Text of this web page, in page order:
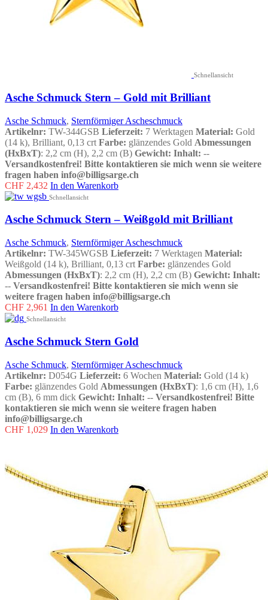
Schnellansicht
Asche Schmuck Stern – Gold mit Brilliant
Asche Schmuck, Sternförmiger Ascheschmuck
Artikelnr: TW-344GSB Lieferzeit: 7 Werktagen Material: Gold
(14 k), Brilliant, 0,13 crt Farbe: glänzendes Gold Abmessungen
(HxBxT): 2,2 cm (H), 2,2 cm (B) Gewicht: Inhalt: --
Versandkostenfrei! Bitte kontaktieren sie mich wenn sie weitere
fragen haben info@billigsarge.ch
CHF 2,432 In den Warenkorb
Schnellansicht
Asche Schmuck Stern – Weißgold mit Brilliant
Asche Schmuck, Sternförmiger Ascheschmuck
Artikelnr: TW-345WGSB Lieferzeit: 7 Werktagen Material:
Weißgold (14 k), Brilliant, 0,13 crt Farbe: glänzendes Gold
Abmessungen (HxBxT): 2,2 cm (H), 2,2 cm (B) Gewicht: Inhalt:
-- Versandkostenfrei! Bitte kontaktieren sie mich wenn sie
weitere fragen haben info@billigsarge.ch
CHF 2,961 In den Warenkorb
Schnellansicht
Asche Schmuck Stern Gold
Asche Schmuck, Sternförmiger Ascheschmuck
Artikelnr: D054G Lieferzeit: 6 Wochen Material: Gold (14 k)
Farbe: glänzendes Gold Abmessungen (HxBxT): 1,6 cm (H), 1,6
cm (B), 6 mm dick Gewicht: Inhalt: -- Versandkostenfrei! Bitte
kontaktieren sie mich wenn sie weitere fragen haben
info@billigsarge.ch
CHF 1,029 In den Warenkorb